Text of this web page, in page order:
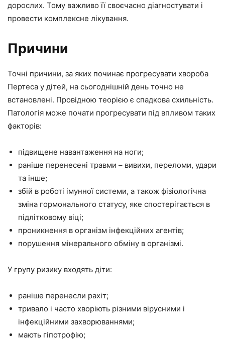
дорослих. Тому важливо її своєчасно діагностувати і
провести комплексне лікування.
Причини
Точні причини, за яких починає прогресувати хвороба
Пертеса у дітей, на сьогоднішній день точно не
встановлені. Провідною теорією є спадкова схильність.
Патологія може почати прогресувати під впливом таких
факторів:
підвищене навантаження на ноги;
раніше перенесені травми – вивихи, переломи, удари
та інше;
збій в роботі імунної системи, а також фізіологічна
зміна гормонального статусу, яке спостерігається в
підлітковому віці;
проникнення в організм інфекційних агентів;
порушення мінерального обміну в організмі.
У групу ризику входять діти:
раніше перенесли рахіт;
тривало і часто хворіють різними вірусними і
інфекційними захворюваннями;
мають гіпотрофію;